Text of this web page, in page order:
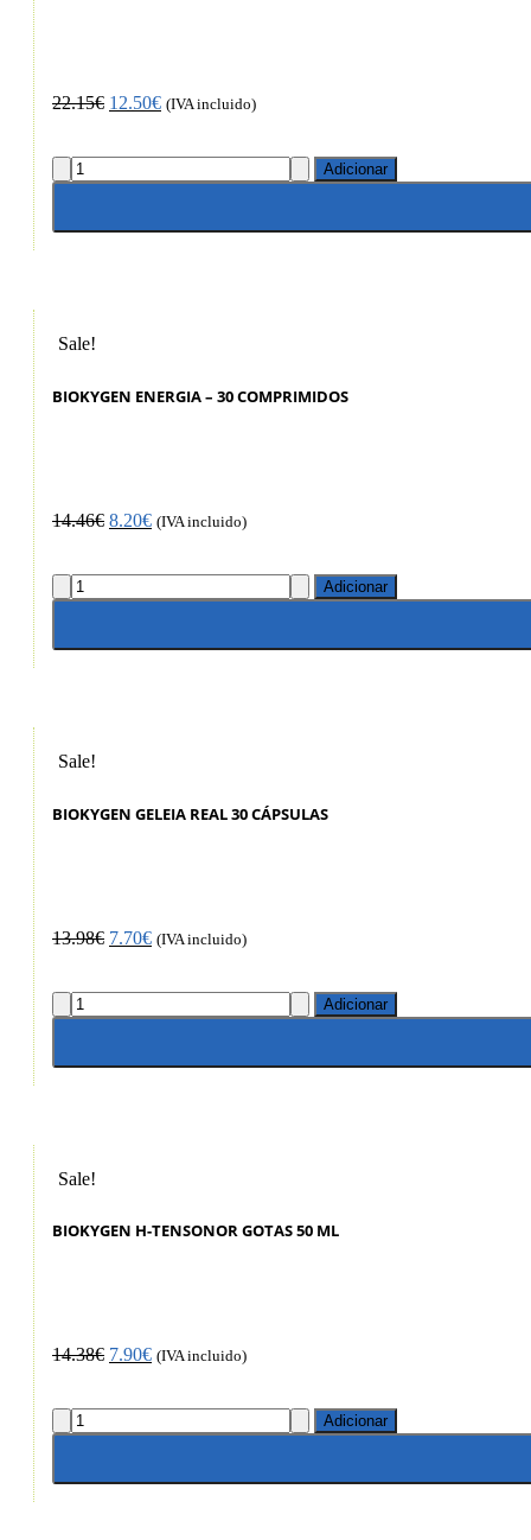
22.15€ 12.50€ (IVA incluido)
Adicionar
Sale!
BIOKYGEN ENERGIA – 30 COMPRIMIDOS
14.46€ 8.20€ (IVA incluido)
Adicionar
Sale!
BIOKYGEN GELEIA REAL 30 CÁPSULAS
13.98€ 7.70€ (IVA incluido)
Adicionar
Sale!
BIOKYGEN H-TENSONOR GOTAS 50 ML
14.38€ 7.90€ (IVA incluido)
Adicionar